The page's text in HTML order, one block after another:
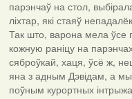
парэнчаў на стол,
ліхтар, які стаяў
Так што, варона мела ўсе
кожную раніцу на
сяброўкай, хаця, ўсё ж,
яна з адным Дэвідам, а мы
поўным курортных